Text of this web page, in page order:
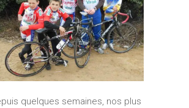
quelques semaines, nos plus